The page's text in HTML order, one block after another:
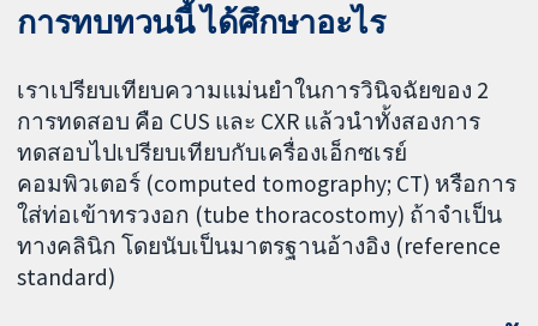
การทบทวนนี้ ได้ศึกษาอะไร
เราเปรียบเทียบความแม่นยำในการวินิจฉัยของ 2
การทดสอบ คือ CUS และ CXR แล้วนำทั้งสองการ
ทดสอบไปเปรียบเทียบกับเครื่องเอ็กซเรย์
คอมพิวเตอร์ (computed tomography; CT) หรือการ
ใส่ท่อเข้าทรวงอก (tube thoracostomy) ถ้าจำเป็น
ทางคลินิก โดยนับเป็นมาตรฐานอ้างอิง (reference
standard)